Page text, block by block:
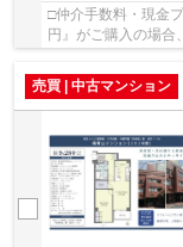
□仲介手数料・現金
円』がご購入の場
売買 | 中古マンション